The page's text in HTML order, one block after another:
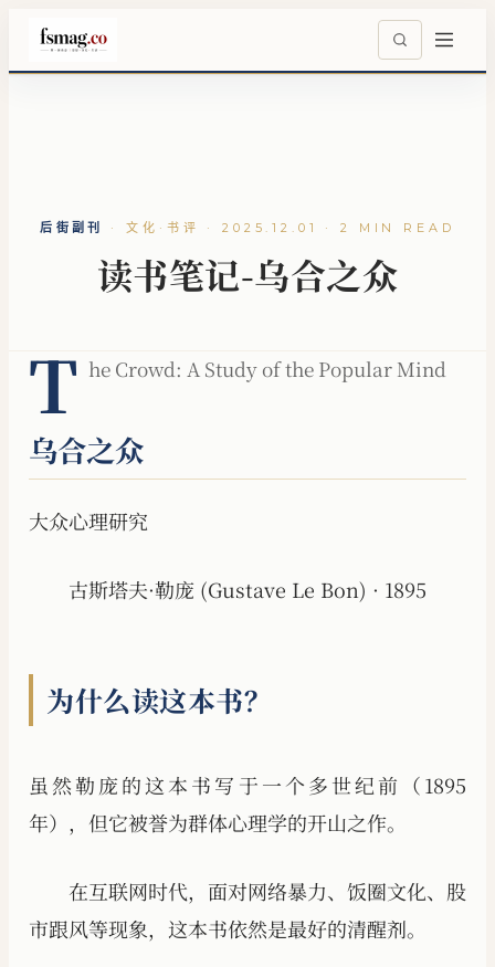
后街副刊 ·文化·书评 · 2025.12.01 · 2 MIN READ
读书笔记-乌合之众
T he Crowd: A Study of the Popular Mind
乌合之众
大众心理研究
古斯塔夫·勒庞 (Gustave Le Bon) · 1895
为什么读这本书？
虽然勒庞的这本书写于一个多世纪前（1895
年），但它被誉为群体心理学的开山之作。
在互联网时代，面对网络暴力、饭圈文化、股
市跟风等现象，这本书依然是最好的清醒剂。